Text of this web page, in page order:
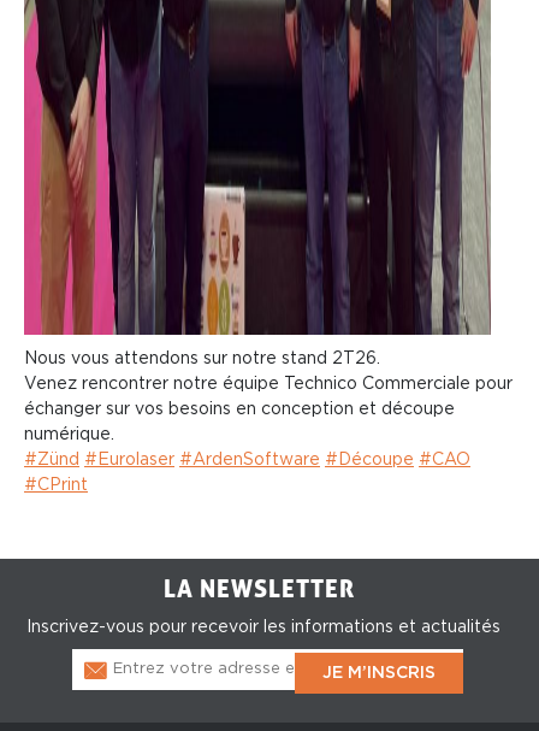
Nous vous attendons sur notre stand 2T26.
Venez rencontrer notre équipe Technico Commerciale pour
échanger sur vos besoins en conception et découpe
numérique.
#Zünd # Eurolaser #ArdenSoftware # Découpe #CAO
#CPrint
LA NEWSLETTER
Inscrivez-vous pour recevoir les informations et actualités